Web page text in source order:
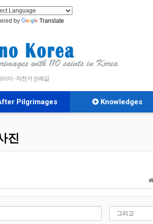
by
Translate
리아 - 자전거 순례길
Pilgrimages Knowledges
진